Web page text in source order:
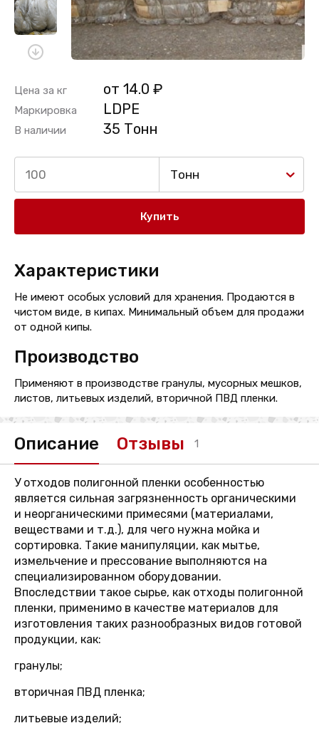
Цена за кг от 14.0 ₽
Маркировка LDPE
В наличии 35 Тонн
Тонн
Купить
Характеристики
Не имеют особых условий для хранения. Продаются в
чистом виде, в кипах. Минимальный объем для продажи
от одной кипы.
Производство
Применяют в производстве гранулы, мусорных мешков,
листов, литьевых изделий, вторичной ПВД пленки.
Описание Отзывы 1
У отходов полигонной пленки особенностью
является сильная загрязненность органическими
и неорганическими примесями (материалами,
веществами и т.д.), для чего нужна мойка и
сортировка. Такие манипуляции, как мытье,
измельчение и прессование выполняются на
специализированном оборудовании.
Впоследствии такое сырье, как отходы полигонной
пленки, применимо в качестве материалов для
изготовления таких разнообразных видов готовой
продукции, как:
гранулы;
вторичная ПВД пленка;
литьевые изделий;